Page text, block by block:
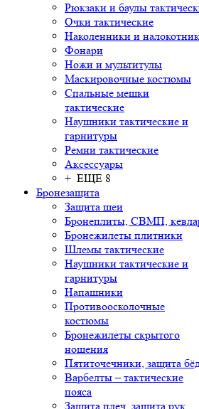
Рюкзаки и баулы
Очки тактические
Наколенники и
Фонари
Ножи и мультитулы
Маскировочные костюмы
Спальные мешки
тактические
Наушники тактические и
гарнитуры
Ремни тактические
Аксессуары
+ ЕЩЕ 8
Бронезащита
Защита шеи
Бронеплиты, СВМП,
Бронежилеты плитники
Шлемы тактические
Наушники тактические и
гарнитуры
Напашники
Противоосколочные
костюмы
Бронежилеты скрытого
ношения
Пятиточечники, защита
Варбелты – тактические
пояса
Защита плеч, защита рук